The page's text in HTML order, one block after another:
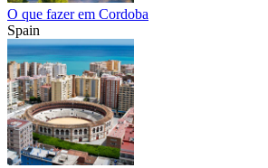
O que fazer em Cordoba
Spain